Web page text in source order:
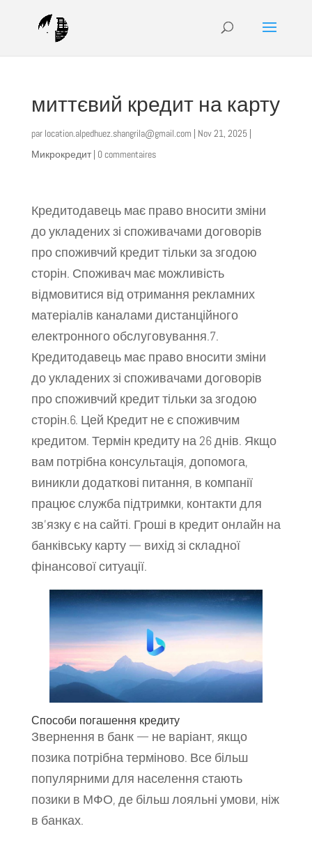
миттєвий кредит на карту
par location.alpedhuez.shangrila@gmail.com | Nov 21, 2025|
Микрокредит| 0 commentaires
Кредитодавець має право вносити зміни
до укладених зі споживачами договорів
про споживчий кредит тільки за згодою
сторін. Споживач має можливість
відмовитися від отримання рекламних
матеріалів каналами дистанційного
електронного обслуговування.7.
Кредитодавець має право вносити зміни
до укладених зі споживачами договорів
про споживчий кредит тільки за згодою
сторін.6. Цей Кредит не є споживчим
кредитом. Термін кредиту на 26 днів. Якщо
вам потрібна консультація, допомога,
виникли додаткові питання, в компанії
працює служба підтримки, контакти для
зв’язку є на сайті. Гроші в кредит онлайн на
банківську карту — вихід зі складної
фінансової ситуації.
Способи погашення кредиту
Звернення в банк — не варіант, якщо
позика потрібна терміново. Все більш
популярними для населення стають
позики в МФО, де більш лояльні умови, ніж
в банках.